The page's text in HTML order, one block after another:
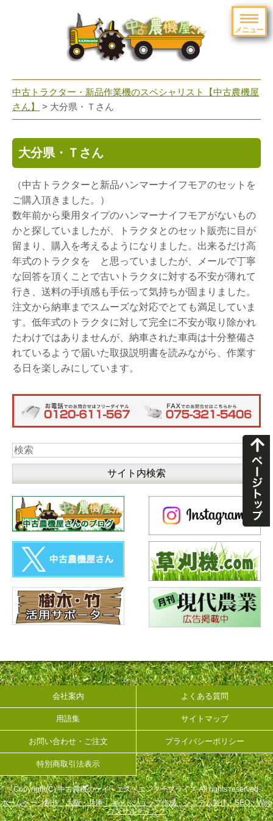
メニュー
navigation
中古トラクター・新品作業機のスペシャリスト【中古農機屋
さん】
> 大分県・Ｔさん
大分県・Ｔさん
（中古トラクターと新品ハンマーナイフモアのセットを
ご購入頂きました。）
数年前から乗用タイプのハンマーナイフモアがないもの
かと探していましたが、トラクタとのセット販売に目が
留まり、購入を考えるようになりました。出来るだけ高
年式のトラクタを と思っていましたが、メールで丁寧
な回答を頂くことで古いトラクタに対する不安が薄れて
行き、送料の手頃感も手伝って気持ちが固まりました。
注文から納車までスムーズな対応でとても満足していま
す。低年式のトラクタに対して完全に不安が取り除かれ
たわけではありませんが、納車された車両は十分整備さ
れているようで届いた取扱説明書を読みながら、作業す
る日を楽しみにしています。
会社案内 よくある質問
用語集 サイトマップ
お問い合わせ・ご注文 プライバシーポリシー
特別商取引法表示
Copyright(C) 中古農機のケイ・エス・エンタープライズ All rights reserved.
ホームページ制作 大阪・兵庫｜ネットショップ作成・システム製作・SEO・Web
コンサルティング